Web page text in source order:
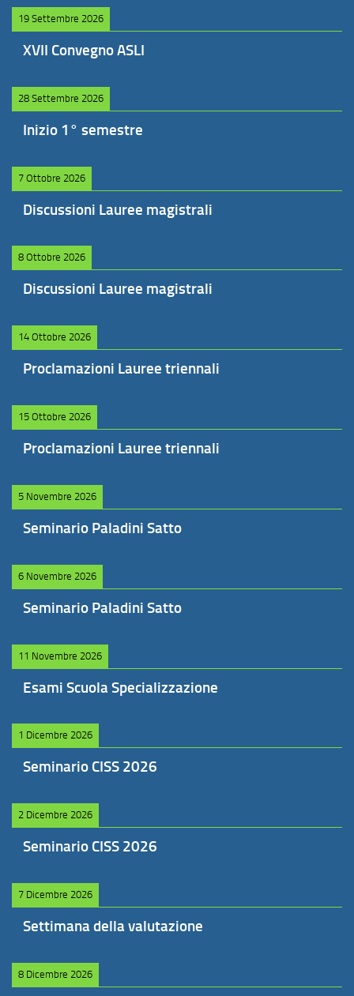
19 Settembre 2026
XVII Convegno ASLI
28 Settembre 2026
Inizio 1° semestre
7 Ottobre 2026
Discussioni Lauree magistrali
8 Ottobre 2026
Discussioni Lauree magistrali
14 Ottobre 2026
Proclamazioni Lauree triennali
15 Ottobre 2026
Proclamazioni Lauree triennali
5 Novembre 2026
Seminario Paladini Satto
6 Novembre 2026
Seminario Paladini Satto
11 Novembre 2026
Esami Scuola Specializzazione
1 Dicembre 2026
Seminario CISS 2026
2 Dicembre 2026
Seminario CISS 2026
7 Dicembre 2026
Settimana della valutazione
8 Dicembre 2026